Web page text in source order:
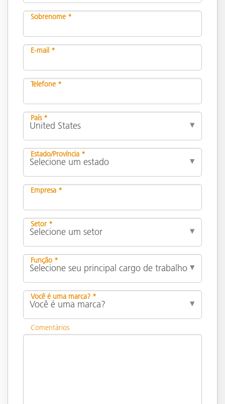
Sobrenome *
E-mail *
Telefone *
País *
Estado/Província *
Empresa *
Setor *
Função *
Você é uma marca? *
Comentários